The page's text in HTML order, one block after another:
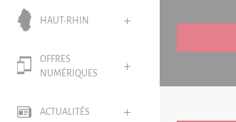
HAUT-RHIN
OFFRES
NUMÉRIQUES
ACTUALITÉS